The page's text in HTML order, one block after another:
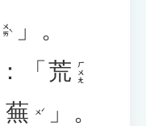
ㄨㄞˋ
」。
：「 荒 ㄏㄨㄤ
蕪 ㄨˊ
」。